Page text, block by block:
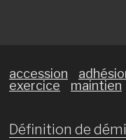
accession
exercice
maintien
Définition de